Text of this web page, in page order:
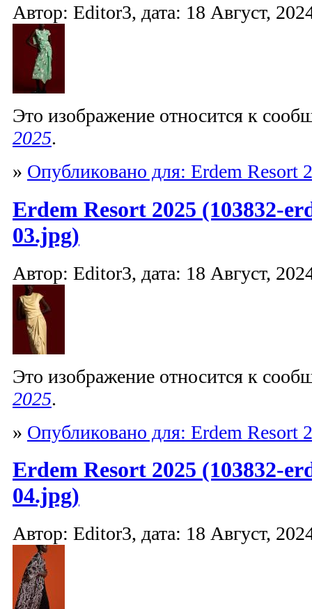
Автор: Editor3, дата: 18 Август,
Это изображение относится к
2025.
» Опубликовано для: Erdem Resort
Erdem Resort 2025 (103832-
03.jpg)
Автор: Editor3, дата: 18 Август,
Это изображение относится к
2025.
» Опубликовано для: Erdem Resort
Erdem Resort 2025 (103832-
04.jpg)
Автор: Editor3, дата: 18 Август,